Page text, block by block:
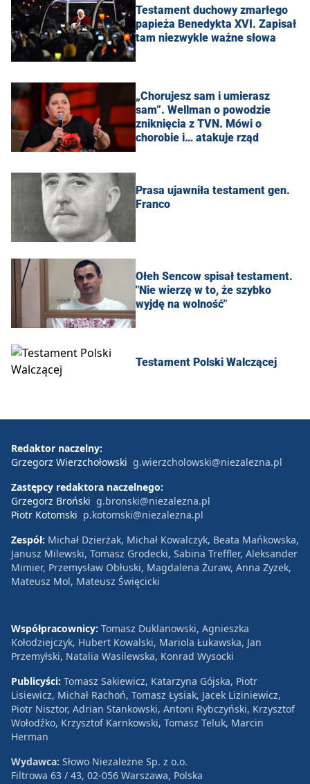
Testament duchowy zmarłego
papieża Benedykta XVI. Zapisał
tam niezwykle ważne słowa
„Chorujesz sam i umierasz
sam”. Wellman o powodzie
zniknięcia z TVN. Mówi o
chorobie i… atakuje rząd
Prasa ujawniła testament gen.
Franco
Ołeh Sencow spisał testament.
"Nie wierzę w to, że szybko
wyjdę na wolność"
Testament Polski Walczącej
Redaktor naczelny:
Grzegorz Wierzchołowski g.wierzcholowski@niezalezna.pl
Zastępcy redaktora naczelnego:
Grzegorz Broński g.bronski@niezalezna.pl
Piotr Kotomski p.kotomski@niezalezna.pl
Zespół: Michał Dzierżak, Michał Kowalczyk, Beata Mańkowska,
Janusz Milewski, Tomasz Grodecki, Sabina Treffler, Aleksander
Mimier, Przemysław Obłuski, Magdalena Żuraw, Anna Zyzek,
Mateusz Mol, Mateusz Święcicki
Współpracownicy: Tomasz Duklanowski, Agnieszka
Kołodziejczyk, Hubert Kowalski, Mariola Łukawska, Jan
Przemyłski, Natalia Wasilewska, Konrad Wysocki
Publicyści: Tomasz Sakiewicz, Katarzyna Gójska, Piotr
Lisiewicz, Michał Rachoń, Tomasz Łysiak, Jacek Liziniewicz,
Piotr Nisztor, Adrian Stankowski, Antoni Rybczyński, Krzysztof
Wołodźko, Krzysztof Karnkowski, Tomasz Teluk, Marcin
Herman
Wydawca: Słowo Niezależne Sp. z o.o.
Filtrowa 63 / 43, 02-056 Warszawa, Polska